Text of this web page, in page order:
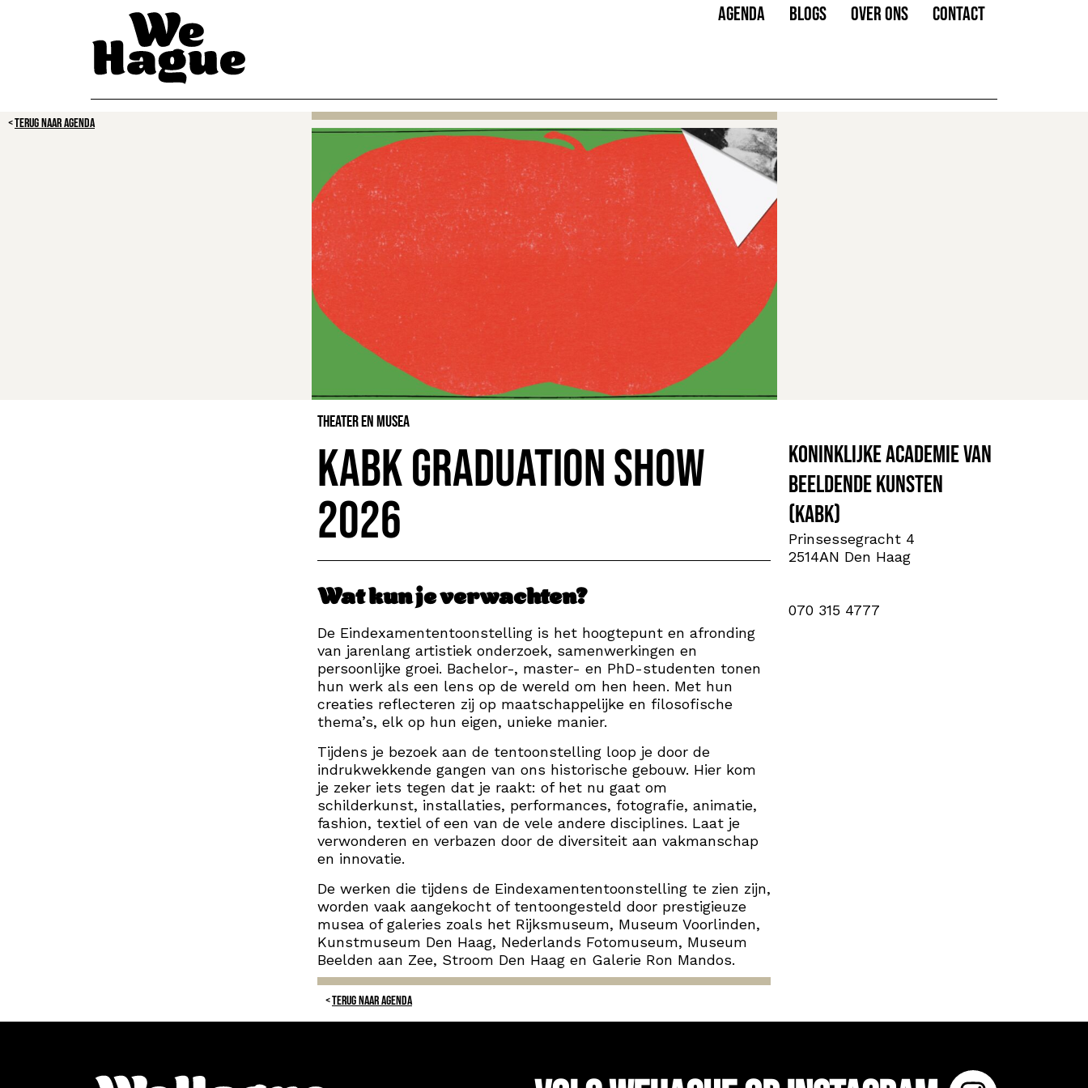
AGENDA BLOGS OVER ONS CONTACT
TERUG NAAR AGENDA
Theater en Musea
KABK Graduation Show
2026
Wat kun je verwachten?
De Eindexamententoonstelling is het hoogtepunt en afronding
van jarenlang artistiek onderzoek, samenwerkingen en
persoonlijke groei. Bachelor-, master- en PhD-studenten tonen
hun werk als een lens op de wereld om hen heen. Met hun
creaties reflecteren zij op maatschappelijke en filosofische
thema’s, elk op hun eigen, unieke manier.
Tijdens je bezoek aan de tentoonstelling loop je door de
indrukwekkende gangen van ons historische gebouw. Hier kom
je zeker iets tegen dat je raakt: of het nu gaat om
schilderkunst, installaties, performances, fotografie, animatie,
fashion, textiel of een van de vele andere disciplines. Laat je
verwonderen en verbazen door de diversiteit aan vakmanschap
en innovatie.
De werken die tijdens de Eindexamententoonstelling te zien zijn,
worden vaak aangekocht of tentoongesteld door prestigieuze
musea of galeries zoals het Rijksmuseum, Museum Voorlinden,
Kunstmuseum Den Haag, Nederlands Fotomuseum, Museum
Beelden aan Zee, Stroom Den Haag en Galerie Ron Mandos.
TERUG NAAR AGENDA
Koninklijke Academie van
Beeldende Kunsten
(KABK)
Prinsessegracht 4
2514AN Den Haag
070 315 4777